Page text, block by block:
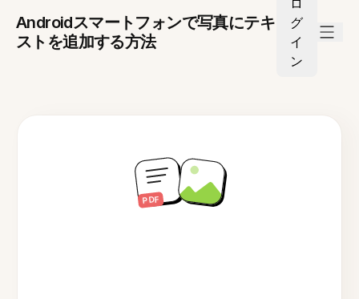
Androidスマートフォンで写真にテキ
ストを追加する方法
ロ
グ
イ
ン